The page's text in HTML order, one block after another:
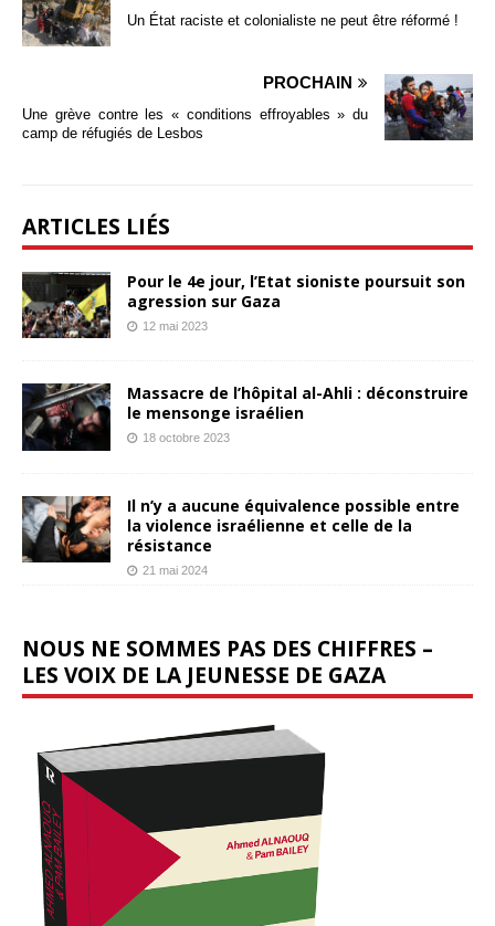
Un État raciste et colonialiste ne peut être réformé !
PROCHAIN
Une grève contre les « conditions effroyables » du
camp de réfugiés de Lesbos
ARTICLES LIÉS
Pour le 4e jour, l’Etat sioniste poursuit son
agression sur Gaza
12 mai 2023
Massacre de l’hôpital al-Ahli : déconstruire
le mensonge israélien
18 octobre 2023
Il n’y a aucune équivalence possible entre
la violence israélienne et celle de la
résistance
21 mai 2024
NOUS NE SOMMES PAS DES CHIFFRES –
LES VOIX DE LA JEUNESSE DE GAZA